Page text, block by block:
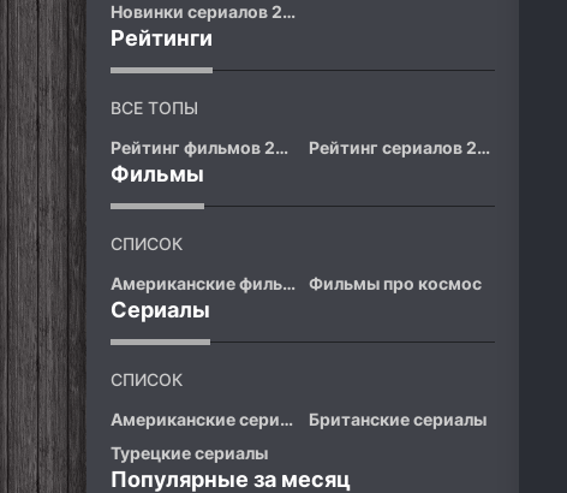
Новинки сериалов 2026
Рейтинги
ВСЕ ТОПЫ
Рейтинг фильмов 2026
Рейтинг сериалов 2026
Фильмы
СПИСОК
Американские фильмы
Фильмы про космос
Сериалы
СПИСОК
Американские сериалы
Британские сериалы
Турецкие сериалы
Популярные за месяц